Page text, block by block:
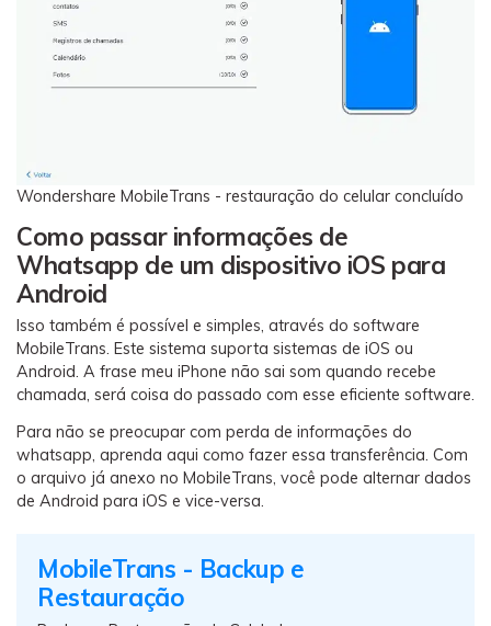
Wondershare MobileTrans - restauração do celular concluído
Como passar informações de
Whatsapp de um dispositivo iOS para
Android
Isso também é possível e simples, através do software
MobileTrans. Este sistema suporta sistemas de iOS ou
Android. A frase meu iPhone não sai som quando recebe
chamada, será coisa do passado com esse eficiente software.
Para não se preocupar com perda de informações do
whatsapp, aprenda aqui como fazer essa transferência. Com
o arquivo já anexo no MobileTrans, você pode alternar dados
de Android para iOS e vice-versa.
MobileTrans - Backup e
Restauração